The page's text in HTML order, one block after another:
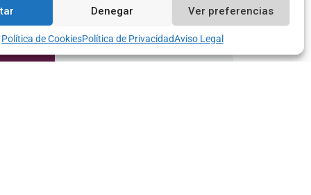
Denegar Ver preferencias
Política de CookiesPolítica de PrivacidadAviso Legal